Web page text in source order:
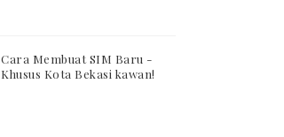
Cara Membuat SIM Baru -
Khusus Kota Bekasi kawan!